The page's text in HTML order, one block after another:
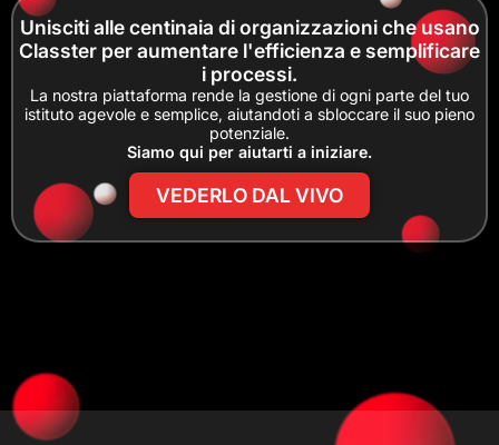
Unisciti alle centinaia di organizzazioni che usano
Classter per aumentare l'efficienza e semplificare
i processi.
La nostra piattaforma rende la gestione di ogni parte del tuo
istituto agevole e semplice, aiutandoti a sbloccare il suo pieno
potenziale.
Siamo qui per aiutarti a iniziare.
VEDERLO DAL VIVO